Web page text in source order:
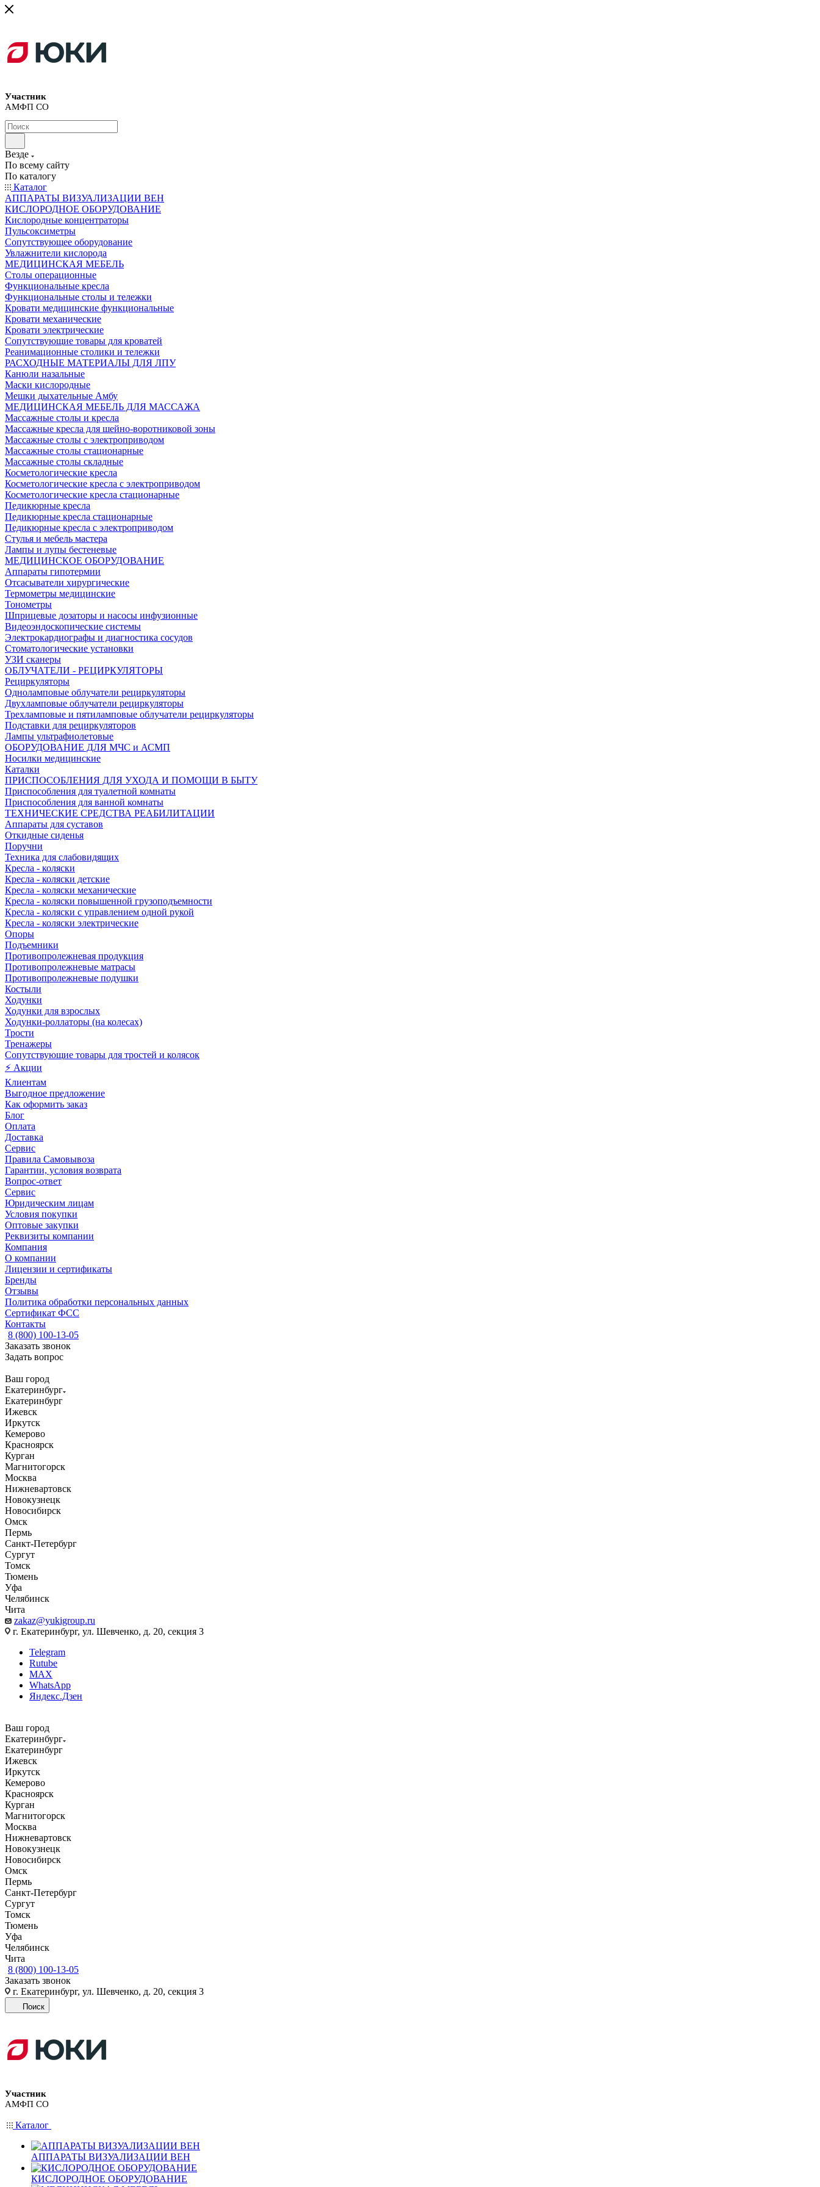
Участник
АМФП СО
Везде
По всему сайту
По каталогу
Каталог
АППАРАТЫ ВИЗУАЛИЗАЦИИ ВЕН
КИСЛОРОДНОЕ ОБОРУДОВАНИЕ
Кислородные концентраторы
Пульсоксиметры
Сопутствующее оборудование
Увлажнители кислорода
МЕДИЦИНСКАЯ МЕБЕЛЬ
Столы операционные
Функциональные кресла
Функциональные столы и тележки
Кровати медицинские функциональные
Кровати механические
Кровати электрические
Сопутствующие товары для кроватей
Реанимационные столики и тележки
РАСХОДНЫЕ МАТЕРИАЛЫ ДЛЯ ЛПУ
Канюли назальные
Маски кислородные
Мешки дыхательные Амбу
МЕДИЦИНСКАЯ МЕБЕЛЬ ДЛЯ МАССАЖА
Массажные столы и кресла
Массажные кресла для шейно-воротниковой зоны
Массажные столы с электроприводом
Массажные столы стационарные
Массажные столы складные
Косметологические кресла
Косметологические кресла с электроприводом
Косметологические кресла стационарные
Педикюрные кресла
Педикюрные кресла стационарные
Педикюрные кресла с электроприводом
Стулья и мебель мастера
Лампы и лупы бестеневые
МЕДИЦИНСКОЕ ОБОРУДОВАНИЕ
Аппараты гипотермии
Отсасыватели хирургические
Термометры медицинские
Тонометры
Шприцевые дозаторы и насосы инфузионные
Видеоэндоскопические системы
Электрокардиографы и диагностика сосудов
Стоматологические установки
УЗИ сканеры
ОБЛУЧАТЕЛИ - РЕЦИРКУЛЯТОРЫ
Рециркуляторы
Одноламповые облучатели рециркуляторы
Двухламповые облучатели рециркуляторы
Трехламповые и пятиламповые облучатели рециркуляторы
Подставки для рециркуляторов
Лампы ультрафиолетовые
ОБОРУДОВАНИЕ ДЛЯ МЧС и АСМП
Носилки медицинские
Каталки
ПРИСПОСОБЛЕНИЯ ДЛЯ УХОДА И ПОМОЩИ В БЫТУ
Приспособления для туалетной комнаты
Приспособления для ванной комнаты
ТЕХНИЧЕСКИЕ СРЕДСТВА РЕАБИЛИТАЦИИ
Аппараты для суставов
Откидные сиденья
Поручни
Техника для слабовидящих
Кресла - коляски
Кресла - коляски детские
Кресла - коляски механические
Кресла - коляски повышенной грузоподъемности
Кресла - коляски с управлением одной рукой
Кресла - коляски электрические
Опоры
Подъемники
Противопролежневая продукция
Противопролежневые матрасы
Противопролежневые подушки
Костыли
Ходунки
Ходунки для взрослых
Ходунки-роллаторы (на колесах)
Трости
Тренажеры
Сопутствующие товары для тростей и колясок
⚡ Акции
Клиентам
Выгодное предложение
Как оформить заказ
Блог
Оплата
Доставка
Сервис
Правила Самовывоза
Гарантии, условия возврата
Вопрос-ответ
Сервис
Юридическим лицам
Условия покупки
Оптовые закупки
Реквизиты компании
Компания
О компании
Лицензии и сертификаты
Бренды
Отзывы
Политика обработки персональных данных
Сертификат ФСС
Контакты
8 (800) 100-13-05
Заказать звонок
Задать вопрос
Ваш город
Екатеринбург
Екатеринбург
Ижевск
Иркутск
Кемерово
Красноярск
Курган
Магнитогорск
Москва
Нижневартовск
Новокузнецк
Новосибирск
Омск
Пермь
Санкт-Петербург
Сургут
Томск
Тюмень
Уфа
Челябинск
Чита
zakaz@yukigroup.ru
г. Екатеринбург, ул. Шевченко, д. 20, секция 3
Telegram
Rutube
MAX
WhatsApp
Яндекс.Дзен
Ваш город
Екатеринбург
Екатеринбург
Ижевск
Иркутск
Кемерово
Красноярск
Курган
Магнитогорск
Москва
Нижневартовск
Новокузнецк
Новосибирск
Омск
Пермь
Санкт-Петербург
Сургут
Томск
Тюмень
Уфа
Челябинск
Чита
8 (800) 100-13-05
Заказать звонок
г. Екатеринбург, ул. Шевченко, д. 20, секция 3
Поиск
Участник
АМФП СО
Каталог
АППАРАТЫ ВИЗУАЛИЗАЦИИ ВЕН
КИСЛОРОДНОЕ ОБОРУДОВАНИЕ